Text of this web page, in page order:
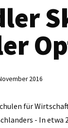
2016
für
- In etwa